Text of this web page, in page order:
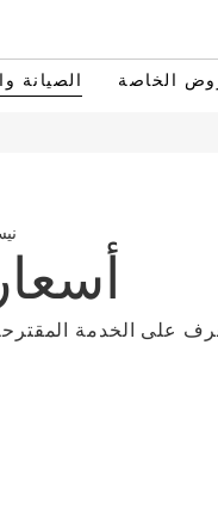
الخاصة الصيانة
على الخدمة